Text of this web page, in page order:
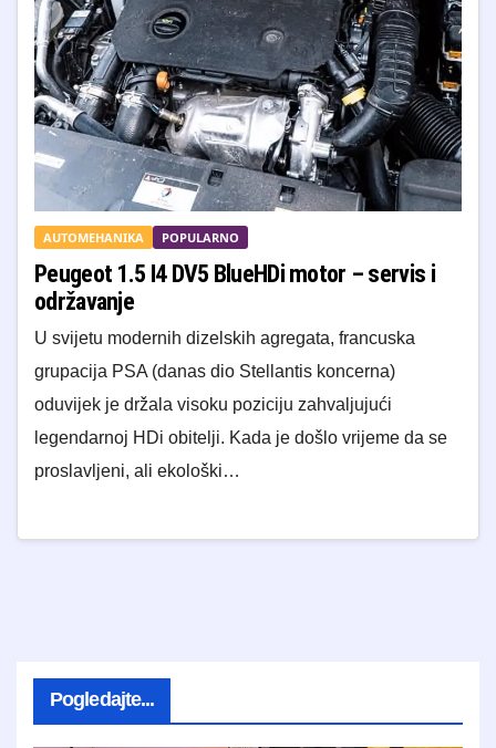
AUTOMEHANIKA POPULARNO
Peugeot 1.5 I4 DV5 BlueHDi motor – servis i
održavanje
U svijetu modernih dizelskih agregata, francuska
grupacija PSA (danas dio Stellantis koncerna)
oduvijek je držala visoku poziciju zahvaljujući
legendarnoj HDi obitelji. Kada je došlo vrijeme da se
proslavljeni, ali ekološki…
Pogledajte...